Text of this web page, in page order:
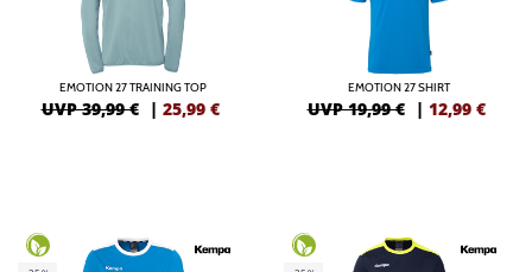
EMOTION 27 TRAINING TOP
UVP 39,99 € | 25,99 €
EMOTION 27 SHIRT
UVP 19,99 € | 12,99 €